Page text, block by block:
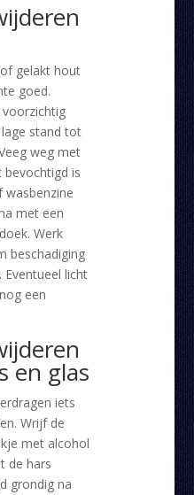
gelakt hout
goed.
stand tot
weg met
bevochtigd is
met een
Werk
beschadiging
Eventueel licht
een
en glas
iets
Wrijf de
met alcohol
de hars
grondig na